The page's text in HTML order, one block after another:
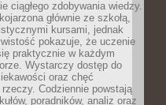
ciągłego zdobywania wiedzy.
głównie ze szkołą,
kursami, jednak
pokazuje, że uczenie
praktycznie w każdym
Wystarczy dostęp do
oraz chęć
Codziennie powstają
poradników, analiz oraz